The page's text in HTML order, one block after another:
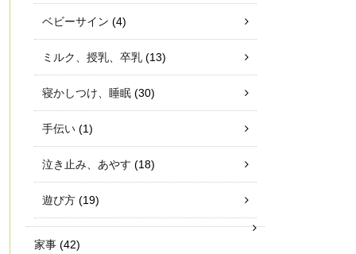
ベビーサイン (4)
ミルク、授乳、卒乳 (13)
寝かしつけ、睡眠 (30)
手伝い (1)
泣き止み、あやす (18)
遊び方 (19)
家事 (42)